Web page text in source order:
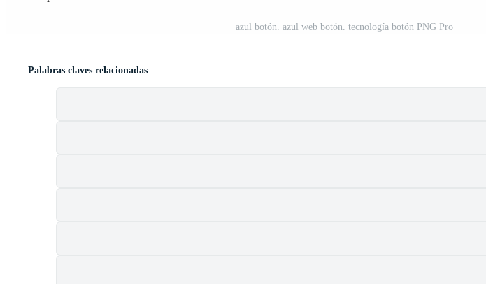
azul botón. azul web botón. tecnología botón PNG Pro
Palabras claves relacionadas